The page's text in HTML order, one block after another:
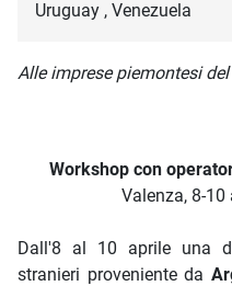
Uruguay , Venezuela
Descrizione
Alle imprese piemontesi
Workshop con
Valenza, 8-
Dall'8 al 10 aprile una
stranieri proveniente da